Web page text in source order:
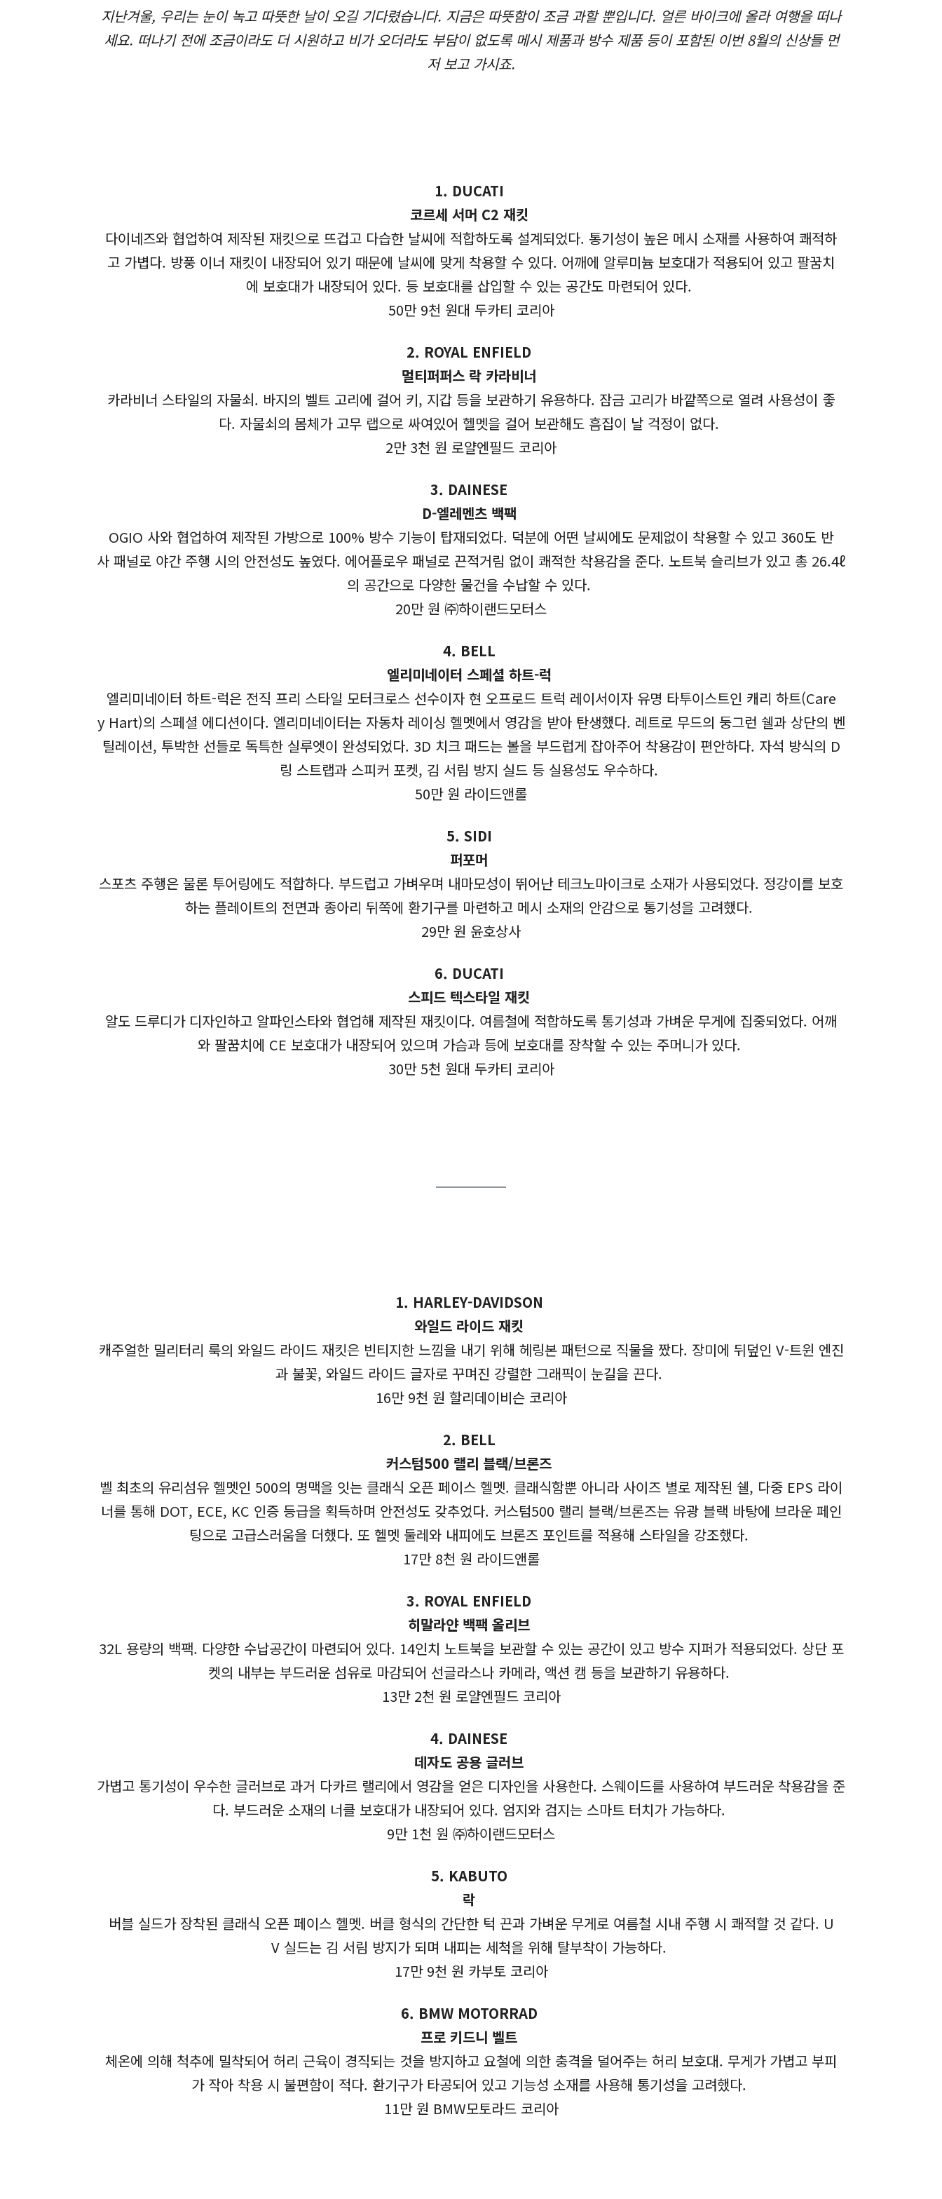
지난겨울, 우리는 눈이 녹고 따뜻한 날이 오길 기다렸습니다. 지금은 따뜻함이 조금 과할 뿐입니다. 얼른 바이크에 올라 여행을 떠나
세요. 떠나기 전에 조금이라도 더 시원하고 비가 오더라도 부담이 없도록 메시 제품과 방수 제품 등이 포함된 이번 8월의 신상들 먼
저 보고 가시죠.
1. DUCATI
코르세 서머 C2 재킷
다이네즈와 협업하여 제작된 재킷으로 뜨겁고 다습한 날씨에 적합하도록 설계되었다. 통기성이 높은 메시 소재를 사용하여 쾌적하
고 가볍다. 방풍 이너 재킷이 내장되어 있기 때문에 날씨에 맞게 착용할 수 있다. 어깨에 알루미늄 보호대가 적용되어 있고 팔꿈치
에 보호대가 내장되어 있다. 등 보호대를 삽입할 수 있는 공간도 마련되어 있다.
50만 9천 원대 두카티 코리아
2. ROYAL ENFIELD
멀티퍼퍼스 락 카라비너
카라비너 스타일의 자물쇠. 바지의 벨트 고리에 걸어 키, 지갑 등을 보관하기 유용하다. 잠금 고리가 바깥쪽으로 열려 사용성이 좋
다. 자물쇠의 몸체가 고무 랩으로 싸여있어 헬멧을 걸어 보관해도 흠집이 날 걱정이 없다.
2만 3천 원 로얄엔필드 코리아
3. DAINESE
D-엘레멘츠 백팩
OGIO 사와 협업하여 제작된 가방으로 100% 방수 기능이 탑재되었다. 덕분에 어떤 날씨에도 문제없이 착용할 수 있고 360도 반
사 패널로 야간 주행 시의 안전성도 높였다. 에어플로우 패널로 끈적거림 없이 쾌적한 착용감을 준다. 노트북 슬리브가 있고 총 26.4ℓ
의 공간으로 다양한 물건을 수납할 수 있다.
20만 원 ㈜하이랜드모터스
4. BELL
엘리미네이터 스페셜 하트-럭
엘리미네이터 하트-럭은 전직 프리 스타일 모터크로스 선수이자 현 오프로드 트럭 레이서이자 유명 타투이스트인 캐리 하트(Care
y Hart)의 스페셜 에디션이다. 엘리미네이터는 자동차 레이싱 헬멧에서 영감을 받아 탄생했다. 레트로 무드의 둥그런 쉘과 상단의 벤
틸레이션, 투박한 선들로 독특한 실루엣이 완성되었다. 3D 치크 패드는 볼을 부드럽게 잡아주어 착용감이 편안하다. 자석 방식의 D
링 스트랩과 스피커 포켓, 김 서림 방지 실드 등 실용성도 우수하다.
50만 원 라이드앤롤
5. SIDI
퍼포머
스포츠 주행은 물론 투어링에도 적합하다. 부드럽고 가벼우며 내마모성이 뛰어난 테크노마이크로 소재가 사용되었다. 정강이를 보호
하는 플레이트의 전면과 종아리 뒤쪽에 환기구를 마련하고 메시 소재의 안감으로 통기성을 고려했다.
29만 원 윤호상사
6. DUCATI
스피드 텍스타일 재킷
알도 드루디가 디자인하고 알파인스타와 협업해 제작된 재킷이다. 여름철에 적합하도록 통기성과 가벼운 무게에 집중되었다. 어깨
와 팔꿈치에 CE 보호대가 내장되어 있으며 가슴과 등에 보호대를 장착할 수 있는 주머니가 있다.
30만 5천 원대 두카티 코리아
1. HARLEY-DAVIDSON
와일드 라이드 재킷
캐주얼한 밀리터리 룩의 와일드 라이드 재킷은 빈티지한 느낌을 내기 위해 헤링본 패턴으로 직물을 짰다. 장미에 뒤덮인 V-트윈 엔진
과 불꽃, 와일드 라이드 글자로 꾸며진 강렬한 그래픽이 눈길을 끈다.
16만 9천 원 할리데이비슨 코리아
2. BELL
커스텀500 랠리 블랙/브론즈
벨 최초의 유리섬유 헬멧인 500의 명맥을 잇는 클래식 오픈 페이스 헬멧. 클래식함뿐 아니라 사이즈 별로 제작된 쉘, 다중 EPS 라이
너를 통해 DOT, ECE, KC 인증 등급을 획득하며 안전성도 갖추었다. 커스텀500 랠리 블랙/브론즈는 유광 블랙 바탕에 브라운 페인
팅으로 고급스러움을 더했다. 또 헬멧 둘레와 내피에도 브론즈 포인트를 적용해 스타일을 강조했다.
17만 8천 원 라이드앤롤
3. ROYAL ENFIELD
히말라얀 백팩 올리브
32L 용량의 백팩. 다양한 수납공간이 마련되어 있다. 14인치 노트북을 보관할 수 있는 공간이 있고 방수 지퍼가 적용되었다. 상단 포
켓의 내부는 부드러운 섬유로 마감되어 선글라스나 카메라, 액션 캠 등을 보관하기 유용하다.
13만 2천 원 로얄엔필드 코리아
4. DAINESE
데자도 공용 글러브
가볍고 통기성이 우수한 글러브로 과거 다카르 랠리에서 영감을 얻은 디자인을 사용한다. 스웨이드를 사용하여 부드러운 착용감을 준
다. 부드러운 소재의 너클 보호대가 내장되어 있다. 엄지와 검지는 스마트 터치가 가능하다.
9만 1천 원 ㈜하이랜드모터스
5. KABUTO
락
버블 실드가 장착된 클래식 오픈 페이스 헬멧. 버클 형식의 간단한 턱 끈과 가벼운 무게로 여름철 시내 주행 시 쾌적할 것 같다. U
V 실드는 김 서림 방지가 되며 내피는 세척을 위해 탈부착이 가능하다.
17만 9천 원 카부토 코리아
6. BMW MOTORRAD
프로 키드니 벨트
체온에 의해 척추에 밀착되어 허리 근육이 경직되는 것을 방지하고 요철에 의한 충격을 덜어주는 허리 보호대. 무게가 가볍고 부피
가 작아 착용 시 불편함이 적다. 환기구가 타공되어 있고 기능성 소재를 사용해 통기성을 고려했다.
11만 원 BMW모토라드 코리아